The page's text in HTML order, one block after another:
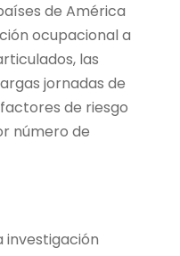
de América
ocupacional a
las
jornadas de
de riesgo
número de
investigación